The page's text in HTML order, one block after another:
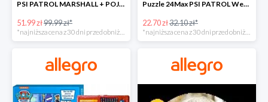
PSI PATROL MARSHALL + POJAZD WÓZ STRAŻACKI DŹWIĘK -48%
51.99 zł99.99 zł*
*najniższa cena z 30 dni przed obniżką
Puzzle 24Max PSI PATROL Wesoła drużyna TREFL -29%
22.70 zł32.10 zł*
*najniższa cena z 30 dni przed obniżką